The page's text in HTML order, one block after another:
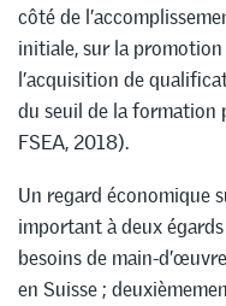
côté de
initiale, sur la
l’acquisition de
du seuil de la
FSEA, 2018).
Un regard économique
important à deux
besoins de main-
en Suisse ;